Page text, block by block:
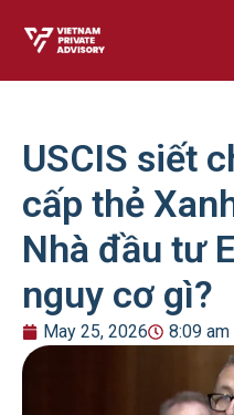
USCIS siết
cấp thẻ
Nhà đầu tư
nguy cơ gì?
May 25, 2026 8:09 am